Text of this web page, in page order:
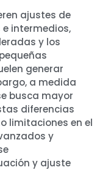
ajustes de
intermedios,
y los
generar
a medida
busca mayor
diferencias
limitaciones en el
y
y ajuste